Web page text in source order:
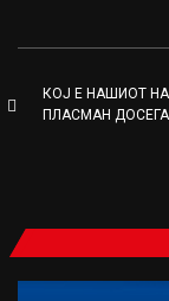
КОЈ Е НАШИОТ
ПЛАСМАН